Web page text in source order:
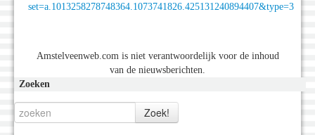
set=a.1013258278748364.1073741826.425131240894407&type=3
Amstelveenweb.com is niet verantwoordelijk voor de inhoud
van de nieuwsberichten.
Zoeken